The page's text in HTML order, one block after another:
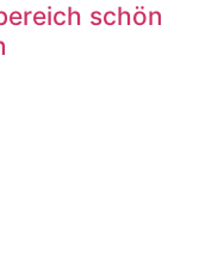
schön